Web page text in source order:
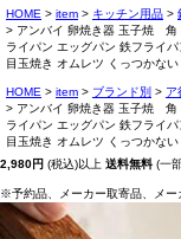
HOME item キッチン用品
アンバイ 卵焼き器 玉子焼 角
ライパン エッグパン 鉄フライ
目玉焼き オムレツ くっつかな
HOME item ブランド別 ア
アンバイ 卵焼き器 玉子焼 角
ライパン エッグパン 鉄フライ
目玉焼き オムレツ くっつかな
2,980円 (税込)以上 送料無料 (一
※予約品、メーカー取寄品、メー